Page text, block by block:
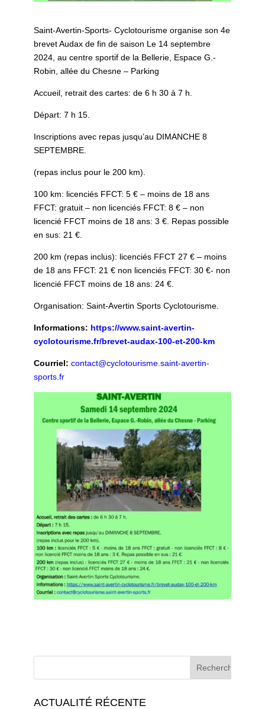
Saint-Avertin-Sports- Cyclotourisme organise son 4e
brevet Audax de fin de saison Le 14 septembre
2024, au centre sportif de la Bellerie, Espace G.-
Robin, allée du Chesne – Parking
Accueil, retrait des cartes: de 6 h 30 à 7 h.
Départ: 7 h 15.
Inscriptions avec repas jusqu’au DIMANCHE 8
SEPTEMBRE.
(repas inclus pour le 200 km).
100 km: licenciés FFCT: 5 € – moins de 18 ans
FFCT: gratuit – non licenciés FFCT: 8 € – non
licencié FFCT moins de 18 ans: 3 €. Repas possible
en sus: 21 €.
200 km (repas inclus): licenciés FFCT 27 € – moins
de 18 ans FFCT: 21 € non licenciés FFCT: 30 €- non
licencié FFCT moins de 18 ans: 24 €.
Organisation: Saint-Avertin Sports Cyclotourisme.
Informations: https://www.saint-avertin-
cyclotourisme.fr/brevet-audax-100-et-200-km
Courriel: contact@cyclotourisme.saint-avertin-
sports.fr
ACTUALITÉ RÉCENTE